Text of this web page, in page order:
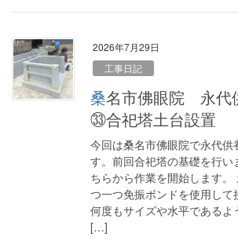
2026年7月29日
工事日記
桑名市佛眼院 永代供養墓工事
㉝合祀塔土台設置
今回は桑名市佛眼院で永代供
す。前回合祀塔の基礎を行い
ちらから作業を開始します
つ一つ免振ボンドを使用して
何度もサイズや水平であるよ
[…]